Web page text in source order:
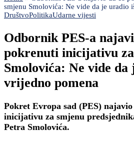
smjenu Smolovića: Ne vide da je uradio
DruštvoPolitikaUdarne vijesti
Odbornik PES-a
pokrenuti inicijativu
Smolovića: Ne vide da
vrijedno pomena
Pokret Evropa sad (PES)
inicijativu za smjenu
Petra Smolovića.